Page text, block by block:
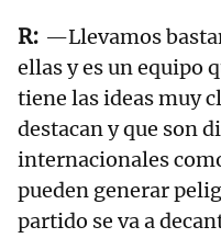
—Llevamos
ellas y es un equipo
tiene las ideas muy
destacan y que son
internacionales
pueden generar
partido se va a